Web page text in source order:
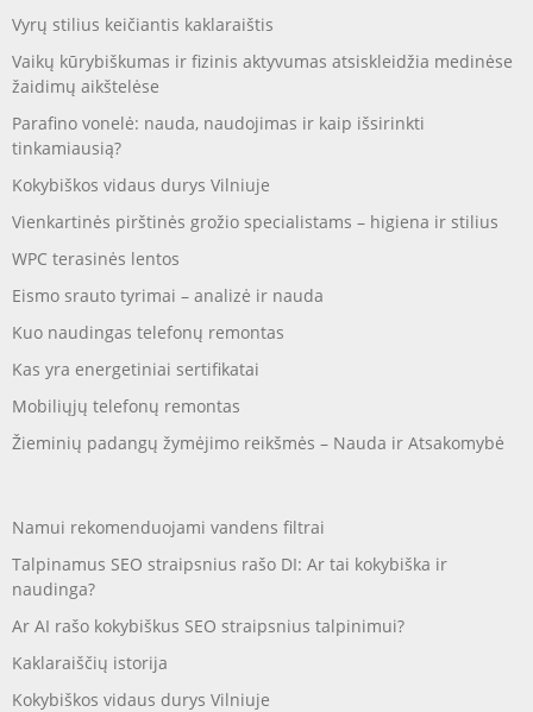
Vyrų stilius keičiantis kaklaraištis
Vaikų kūrybiškumas ir fizinis aktyvumas atsiskleidžia medinėse
žaidimų aikštelėse
Parafino vonelė: nauda, naudojimas ir kaip išsirinkti
tinkamiausią?
Kokybiškos vidaus durys Vilniuje
Vienkartinės pirštinės grožio specialistams – higiena ir stilius
WPC terasinės lentos
Eismo srauto tyrimai – analizė ir nauda
Kuo naudingas telefonų remontas
Kas yra energetiniai sertifikatai
Mobiliųjų telefonų remontas
Žieminių padangų žymėjimo reikšmės – Nauda ir Atsakomybė
Namui rekomenduojami vandens filtrai
Talpinamus SEO straipsnius rašo DI: Ar tai kokybiška ir
naudinga?
Ar AI rašo kokybiškus SEO straipsnius talpinimui?
Kaklaraiščių istorija
Kokybiškos vidaus durys Vilniuje